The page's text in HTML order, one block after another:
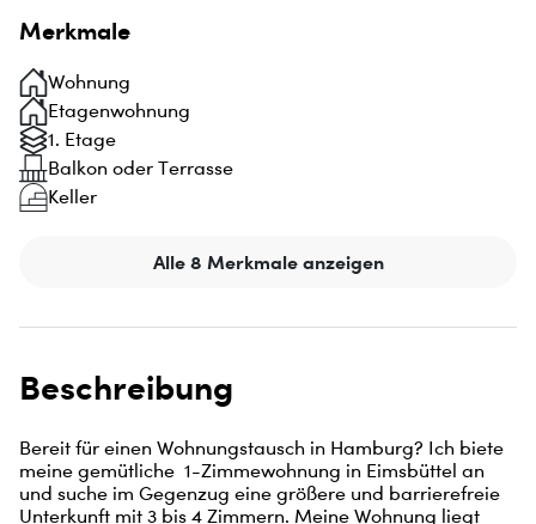
Merkmale
Wohnung
Etagenwohnung
1. Etage
Balkon oder Terrasse
Keller
Alle 8 Merkmale anzeigen
Beschreibung
Bereit für einen Wohnungstausch in Hamburg? Ich biete
meine gemütliche  1-Zimmewohnung in Eimsbüttel an
und suche im Gegenzug eine größere und barrierefreie
Unterkunft mit 3 bis 4 Zimmern. Meine Wohnung liegt